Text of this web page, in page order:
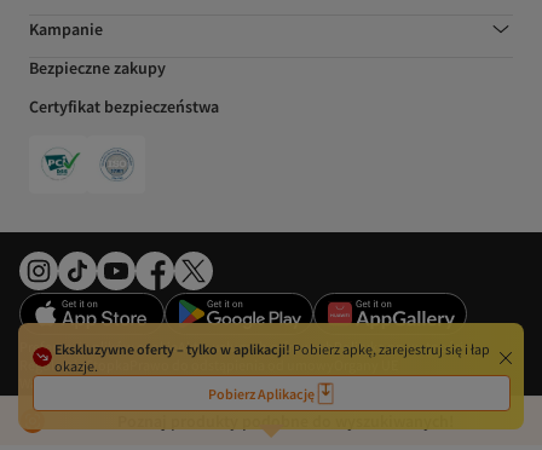
Ekskluzywne oferty – tylko w aplikacji! Pobierz apkę, zarejestruj się i łap
okazje.
Pobierz Aplikację
Kampanie
Bezpieczne zakupy
Certyfikat bezpieczeństwa
©2026 DSM Grup Danışmanlık İletişim ve Satış Tic. A.Ş. – Wszelkie prawa
Preferencje plików cookieAkt o usługach cyfrowychPolityka prywatności
RegulaminStopka Prawo do odstąpienia od umowy
Organy UE
Warunki użytkowania